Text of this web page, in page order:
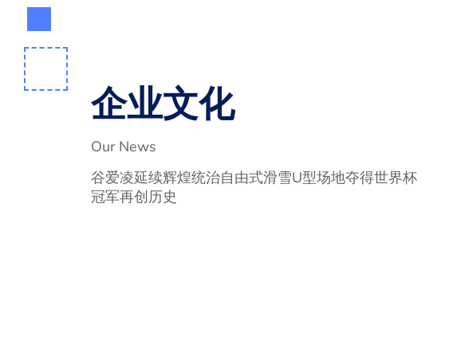
企业文化
Our News
谷爱凌延续辉煌统治自由式滑雪U型场地夺得世界杯
冠军再创历史